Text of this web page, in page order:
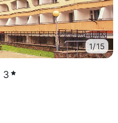
1/15
3